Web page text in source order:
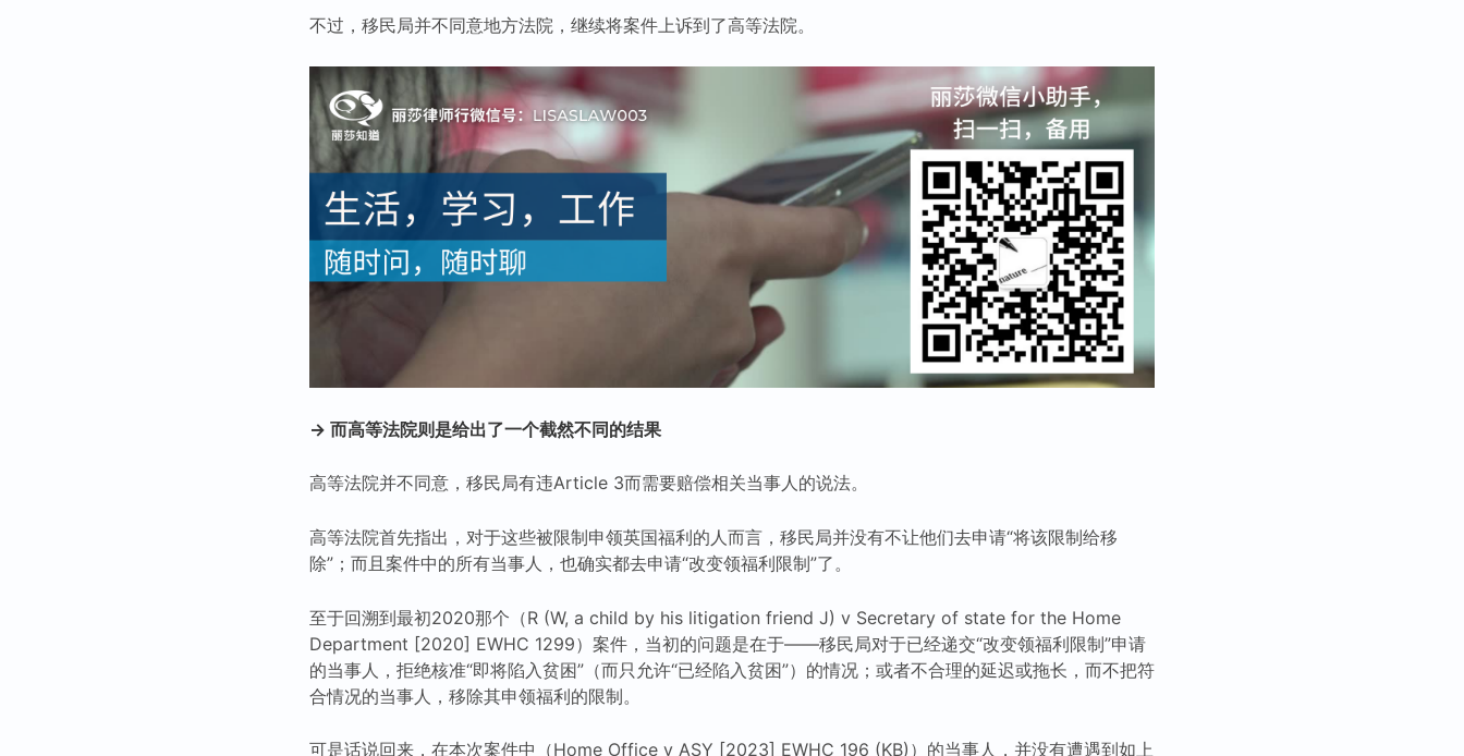
不过，移民局并不同意地方法院，继续将案件上诉到了高等法院。
→ 而高等法院则是给出了一个截然不同的结果
高等法院并不同意，移民局有违Article 3而需要赔偿相关当事人的说法。
高等法院首先指出，对于这些被限制申领英国福利的人而言，移民局并没有不让他们去申请“将该限制给移
除”；而且案件中的所有当事人，也确实都去申请“改变领福利限制”了。
至于回溯到最初2020那个（R (W, a child by his litigation friend J) v Secretary of state for the Home
Department [2020] EWHC 1299）案件，当初的问题是在于——移民局对于已经递交“改变领福利限制”申请
的当事人，拒绝核准“即将陷入贫困”（而只允许“已经陷入贫困”）的情况；或者不合理的延迟或拖长，而不把符
合情况的当事人，移除其申领福利的限制。
可是话说回来，在本次案件中（Home Office v ASY [2023] EWHC 196 (KB)）的当事人，并没有遭遇到如上